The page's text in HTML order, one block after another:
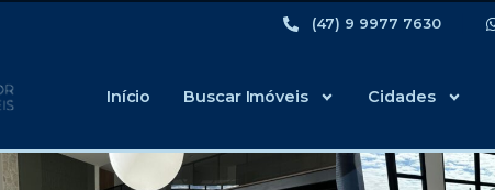
(47) 9 9977 7630
Início Buscar Imóveis Cidades